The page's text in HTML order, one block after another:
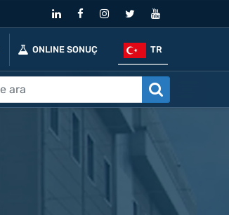
ONLINE SONUÇ TR